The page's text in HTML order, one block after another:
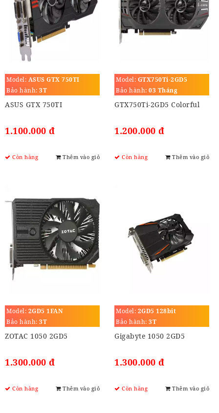
Model: ASUS GTX 750TI
Bảo hành: 3T
ASUS GTX 750TI
1.100.000 đ
Còn hàng Thêm vào giỏ
Model: GTX750Ti-2GD5
Bảo hành: 03 Tháng
GTX750Ti-2GD5 Colorful
1.200.000 đ
Còn hàng Thêm vào giỏ
Model: 2GD5 1FAN
Bảo hành: 3T
ZOTAC 1050 2GD5
1.300.000 đ
Còn hàng Thêm vào giỏ
Model: 2GD5 128bit
Bảo hành: 3T
Gigabyte 1050 2GD5
1.300.000 đ
Còn hàng Thêm vào giỏ